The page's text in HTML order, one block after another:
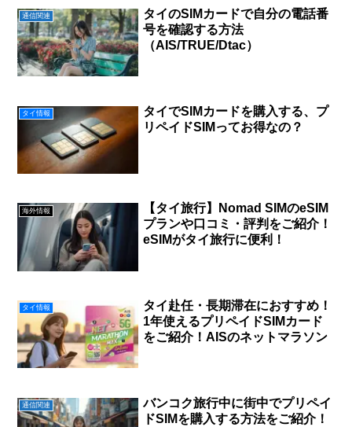
通信関連
タイのSIMカードで自分の電話番
号を確認する方法
（AIS/TRUE/Dtac）
タイ情報
タイでSIMカードを購入する、プ
リペイドSIMってお得なの？
海外情報
【タイ旅行】Nomad SIMのeSIM
プランや口コミ・評判をご紹介！
eSIMがタイ旅行に便利！
タイ情報
タイ赴任・長期滞在におすすめ！
1年使えるプリペイドSIMカード
をご紹介！AISのネットマラソン
通信関連
バンコク旅行中に街中でプリペイ
ドSIMを購入する方法をご紹介！